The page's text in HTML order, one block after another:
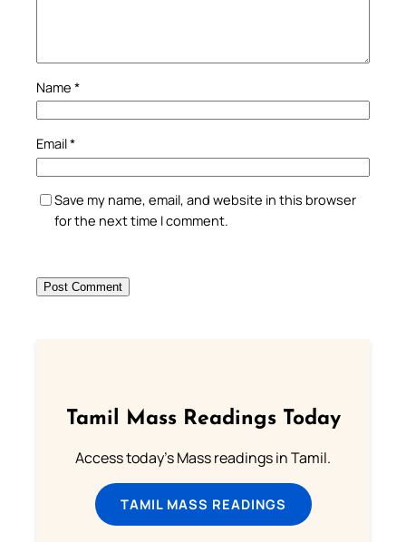
Name *
Email*
Save my name, email, and website in this browser
for the next time I comment.
Tamil Mass Readings Today
Access today's Mass readings in Tamil.
TAMIL MASS READINGS